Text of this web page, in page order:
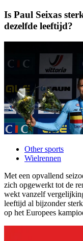
Is Paul Seixas
dezelfde leeftijd?
Other sports
Wielrennen
Met een opvallend
zich opgewerkt tot de
wekt vanzelf
leeftijd al bijzonder
op het Europees